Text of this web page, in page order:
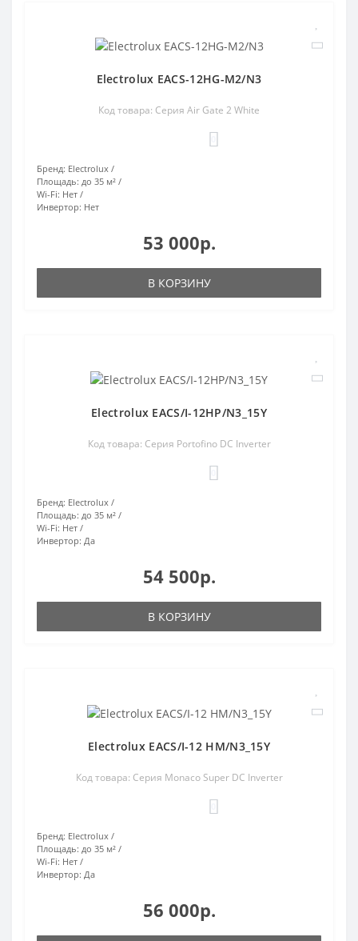
Electrolux EACS-12HG-M2/N3
Код товара: Серия Air Gate 2 White
Бренд: Electrolux
Площадь: до 35 м²
Wi-Fi: Нет
Инвертор: Нет
53 000р.
В КОРЗИНУ
Electrolux EACS/I-12HP/N3_15Y
Код товара: Серия Portofino DC Inverter
Бренд: Electrolux
Площадь: до 35 м²
Wi-Fi: Нет
Инвертор: Да
54 500р.
В КОРЗИНУ
Electrolux EACS/I-12 HM/N3_15Y
Код товара: Серия Monaco Super DC Inverter
Бренд: Electrolux
Площадь: до 35 м²
Wi-Fi: Нет
Инвертор: Да
56 000р.